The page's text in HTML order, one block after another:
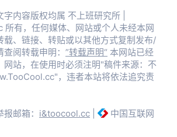
内容版权均属 不上班研究所 |
有，任何媒体、网站或个人未经本网
载、链接、转贴或以其他方式复制发布/
阅转载申明： ”转载声明“ 本网站已经
网站，在使用时必须注明"稿件来源：不
，违者本站将依法追究责
邮箱： i&toocool.cc
中国互联网